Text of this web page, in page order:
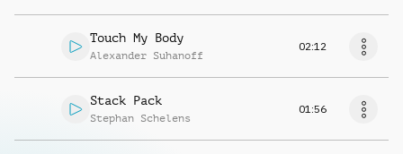
Touch My Body
Alexander Suhanoff
02:12
Stack Pack
Stephan Schelens
01:56